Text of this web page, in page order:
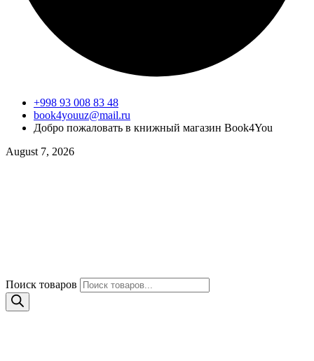
+998 93 008 83 48
book4youuz@mail.ru
Добро пожаловать в книжный магазин Book4You
August 7, 2026
Поиск товаров